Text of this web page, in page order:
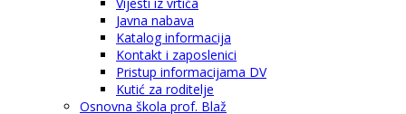
Javna nabava
Katalog informacija
Kontakt i zaposlenici
Pristup informacijama DV
Kutić za roditelje
Osnovna škola prof. Blaž